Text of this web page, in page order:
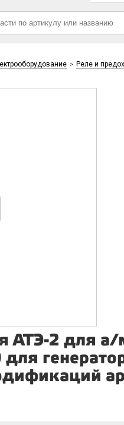
> Реле и
АТЭ-2 для а/